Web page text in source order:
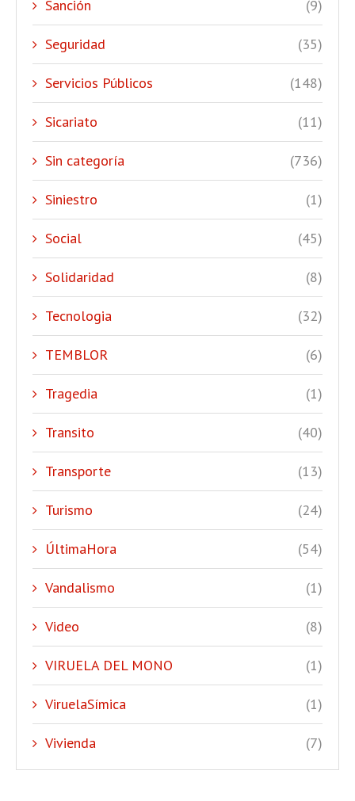
Sanción (9)
Seguridad (35)
Servicios Públicos (148)
Sicariato (11)
Sin categoría (736)
Siniestro (1)
Social (45)
Solidaridad (8)
Tecnologia (32)
TEMBLOR (6)
Tragedia (1)
Transito (40)
Transporte (13)
Turismo (24)
ÚltimaHora (54)
Vandalismo (1)
Video (8)
VIRUELA DEL MONO (1)
ViruelaSímica (1)
Vivienda (7)